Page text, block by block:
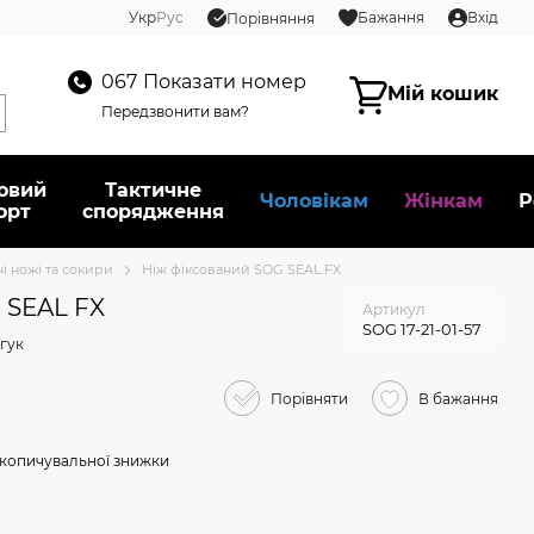
УкрРус Порівняння Бажання Вхід
067 Показати номер
Передзвонити вам?
Мій кошик
Тактичне
спорядження
Чоловікам Жінкам
ножі та сокири Ніж фіксований SOG SEAL FX
FX Артикул
SOG 17-21-01-57
Порівняти В бажання
знижки